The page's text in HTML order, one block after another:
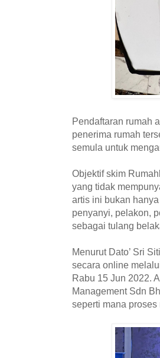
Pendaftaran rumah
penerima rumah
semula untuk
Objektif skim
yang tidak
artis ini bukan
penyanyi, pelakon,
sebagai tulang
Menurut Dato’ Sri
secara online
Rabu 15 Jun 2022.
Management Sdn
seperti mana